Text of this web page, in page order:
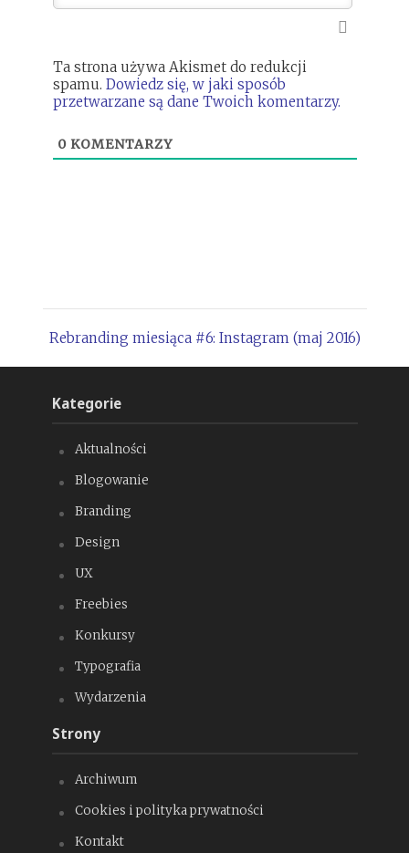
Ta strona używa Akismet do redukcji
spamu. Dowiedz się, w jaki sposób
przetwarzane są dane Twoich komentarzy.
0KOMENTARZY
Rebranding miesiąca #6: Instagram (maj 2016)
Kategorie
Aktualności
Blogowanie
Branding
Design
UX
Freebies
Konkursy
Typografia
Wydarzenia
Strony
Archiwum
Cookies i polityka prywatności
Kontakt